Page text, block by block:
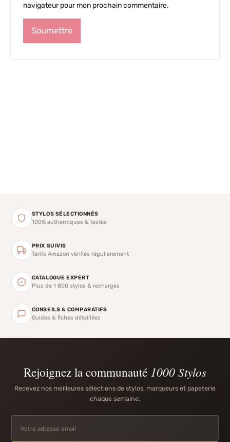
navigateur pour mon prochain commentaire.
STYLOS SÉLECTIONNÉS
100% authentiques & testés
PRIX SUIVIS
Tarifs Amazon vérifiés régulièrement
CATALOGUE EXPERT
Plus de 1 800 stylos & recharges
CONSEILS & COMPARATIFS
Guides & fiches détaillées
Rejoignez la communauté 1000 Stylos
Recevez nos meilleures sélections de stylos, marqueurs et papeterie
chaque semaine.